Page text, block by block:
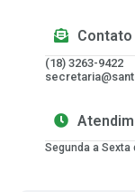
Contato
(18) 3263-9422
Segunda a Sexta